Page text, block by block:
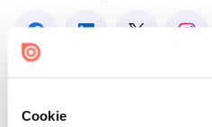
Cookie